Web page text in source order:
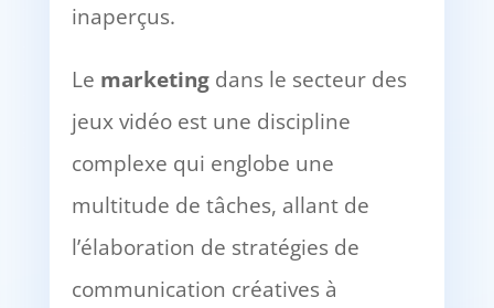
inaperçus.
Le marketingdans le secteur des
jeux vidéo est une discipline
complexe qui englobe une
multitude de tâches, allant de
l’élaboration de stratégies de
communication créatives à